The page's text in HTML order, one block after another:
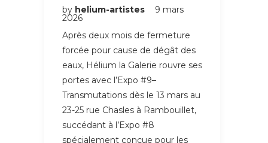
by helium-artistes 9 mars
2026
Après deux mois de fermeture
forcée pour cause de dégât des
eaux, Hélium la Galerie rouvre ses
portes avec l’Expo #9–
Transmutations dès le 13 mars au
23-25 rue Chasles à Rambouillet,
succédant à l’Expo #8
spécialement conçue pour les